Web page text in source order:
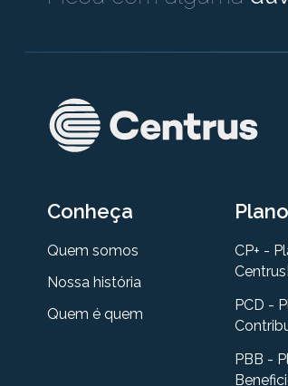
Conheça
Quem somos
Nossa história
Quem é quem
CP+ -
PCD -
PBB -